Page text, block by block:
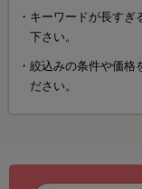
キーワードが長すぎ
下さい。
絞込みの条件や価格
ださい。